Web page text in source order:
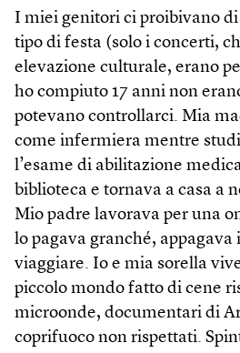
I miei genitori ci proibivano
tipo di festa (solo i concerti,
elevazione culturale, erano
ho compiuto 17 anni non
potevano controllarci. Mia
come infermiera mentre
l’esame di abilitazione
biblioteca e tornava a casa a
Mio padre lavorava per una
lo pagava granché, appagava
viaggiare. Io e mia sorella
piccolo mondo fatto di cene
microonde, documentari di
coprifuoco non rispettati.